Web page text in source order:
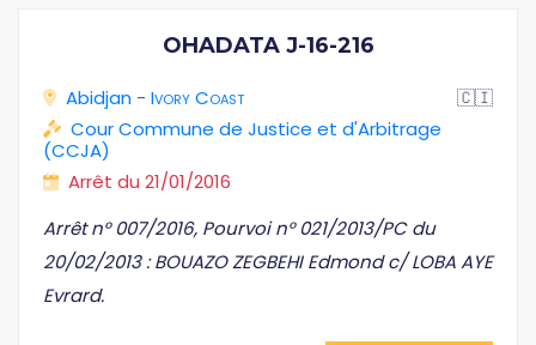
OHADATA J-16-216
Abidjan - Ivory Coast
🇨🇮
Cour Commune de Justice et d'Arbitrage
(CCJA)
Arrêt du 21/01/2016
Arrêt n° 007/2016, Pourvoi n° 021/2013/PC du
20/02/2013 : BOUAZO ZEGBEHI Edmond c/ LOBA AYE
Evrard.